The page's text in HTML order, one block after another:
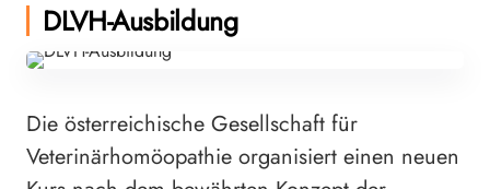
DLVH-Ausbildung
Die österreichische Gesellschaft für
Veterinärhomöopathie organisiert einen neuen